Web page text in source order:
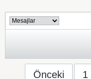
Önceki 1